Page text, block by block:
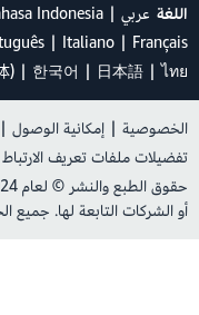
اللغة عربي Indonesia
Français
Italiano
ไทย
日本語
한국어
)
الخصوصية | إمكانية الوصول |
تفضيلات ملفات تعريف الارتباط
أو الشركات التابعة لها. جميع